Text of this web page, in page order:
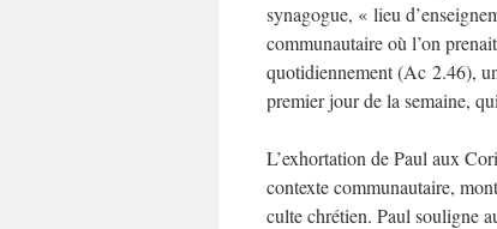
synagogue, « lieu
communautaire où l’on
quotidiennement (Ac 2.46),
premier jour de la semaine,
L’exhortation de Paul aux
contexte communautaire,
culte chrétien. Paul souligne